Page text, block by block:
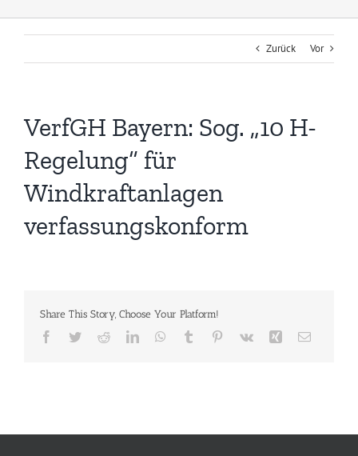
Zurück Vor
VerfGH Bayern: Sog. „10 H-
Regelung“ für
Windkraftanlagen
verfassungskonform
Share This Story, Choose Your Platform!
Facebook
TwitterRedditLinkedInWhatsApp
Tumblr Pinterest
Vk Xing E-